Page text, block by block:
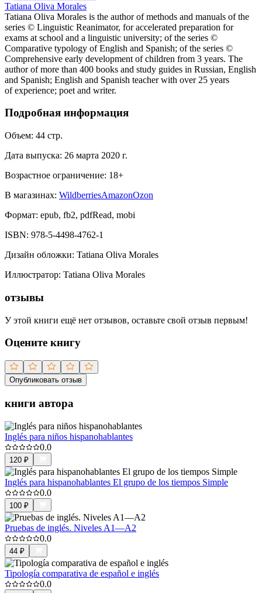
Tatiana Oliva Morales
Tatiana Oliva Morales is the author of methods and manuals of the
series © Linguistic Reanimator, for accelerated preparation for
exams at school and a linguistic university; of the series ©
Comparative typology of English and Spanish; of the series ©
Comprehensive early development of children from 3 years. The
author of more than 400 books and study guides in Russian, English
and Spanish; English and Spanish teacher with over 25 years
of experience; poet and writer.
Подробная информация
Объем: 44 стр.
Дата выпуска: 26 марта 2020 г.
Возрастное ограничение: 18+
В магазинах: WildberriesAmazonOzon
Формат: epub, fb2, pdfRead, mobi
ISBN: 978-5-4498-4762-1
Дизайн обложки: Tatiana Oliva Morales
Иллюстратор: Tatiana Oliva Morales
отзывы
У этой книги ещё нет отзывов, оставьте свой отзыв первым!
Оцените книгу
Опубликовать отзыв
книги автора
Inglés para niños hispanohablantes
0.0
120 ₽
Inglés para hispanohablantes El grupo de los tiempos Simple
0.0
100 ₽
Pruebas de inglés. Niveles A1—A2
0.0
44 ₽
Tipología comparativa de español e inglés
0.0